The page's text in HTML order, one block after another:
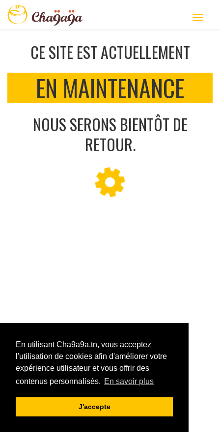
En utilisant Cha9a9a.tn, vous acceptez
l'utilisation de cookies afin d'améliorer votre
expérience utilisateur et vous offrir des
contenus personnalisés. En savoir plus
J'accepte
CE SITE EST ACTUELLEMENT
EN MAINTENANCE
NOUS SERONS BIENTÔT DE
RETOUR.